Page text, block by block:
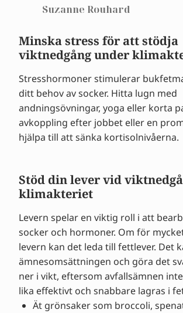
Suzanne Rouhard
Minska stress för att stödja
viktnedgång under
Stresshormoner stimulerar
ditt behov av socker. Hitta lugn med
andningsövningar, yoga eller korta
avkoppling efter jobbet eller en
hjälpa till att sänka kortisolnivåerna.
Stöd din lever vid
klimakteriet
Levern spelar en viktig roll i att
socker och hormoner. Om för
levern kan det leda till fettlever. Det
ämnesomsättningen och göra det
ner i vikt, eftersom avfallsämnen
lika effektivt och snabbare lagras i
Ät grönsaker som broccoli,